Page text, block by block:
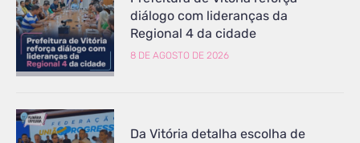
diálogo com lideranças da
Regional 4 da cidade
8 DE AGOSTO DE 2026
Da Vitória detalha escolha de